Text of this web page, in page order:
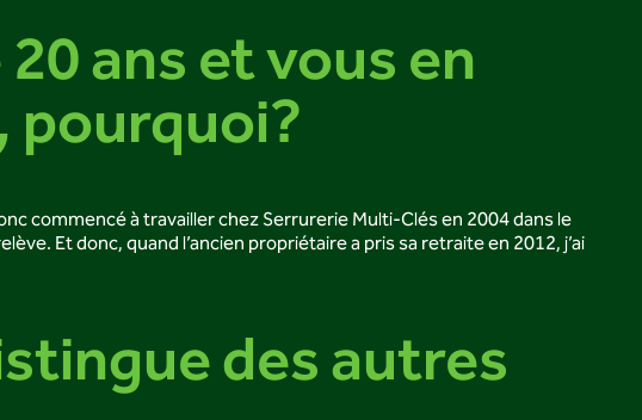
ans et vous en
pourquoi?
commencé à travailler chez Serrurerie Multi-Clés en 2004 dans le
Et donc, quand l’ancien propriétaire a pris sa retraite en 2012, j’ai
des autres